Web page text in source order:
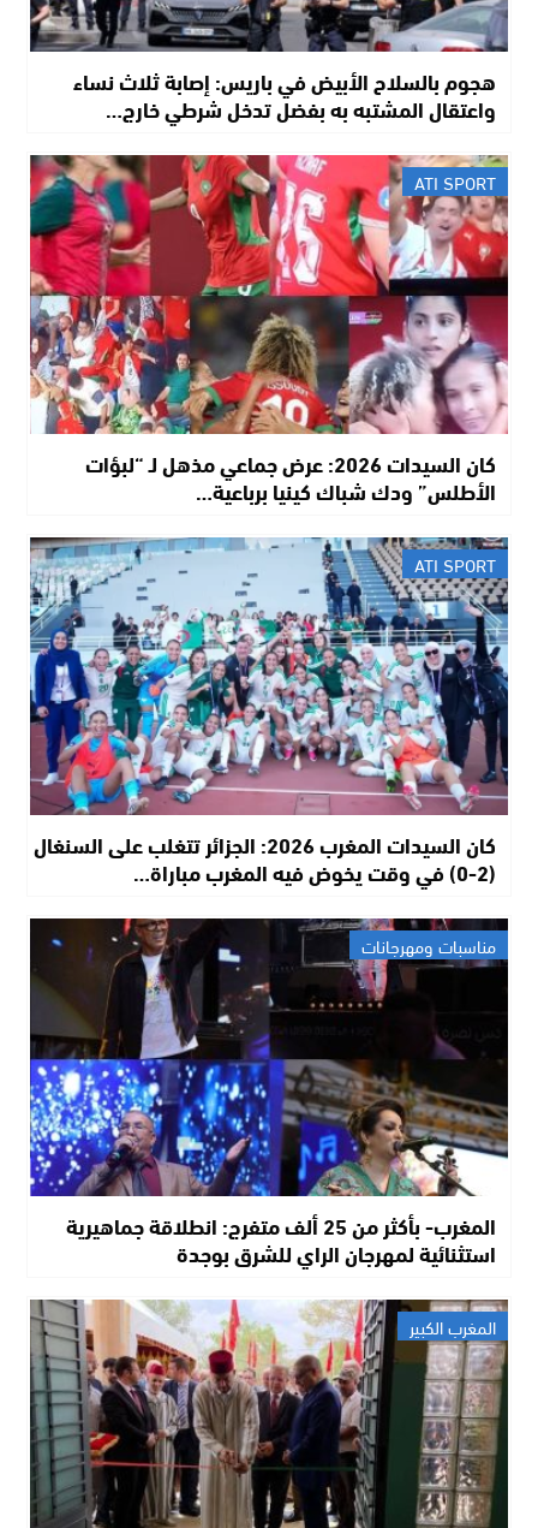
هجوم بالسلاح الأبيض في باريس: إصابة ثلاث نساء
واعتقال المشتبه به بفضل تدخل شرطي خارج…
ATI SPORT
كان السيدات 2026: عرض جماعي مذهل لـ “لبؤات
الأطلس” ودك شباك كينيا برباعية…
ATI SPORT
كان السيدات المغرب 2026: الجزائر تتغلب على السنغال
(2-0) في وقت يخوض فيه المغرب مباراة…
مناسبات ومهرجانات
المغرب- بأكثر من 25 ألف متفرج: انطلاقة جماهيرية
استثنائية لمهرجان الراي للشرق بوجدة
المغرب الكبير